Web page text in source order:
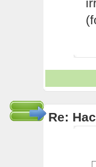
Re: